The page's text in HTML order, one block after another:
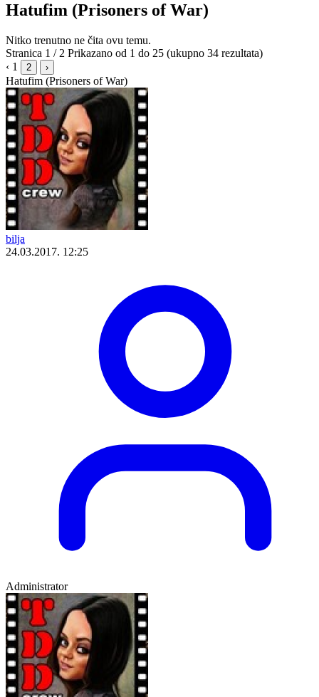
Hatufim (Prisoners of War)
Nitko trenutno ne čita ovu temu.
Stranica 1 / 2 Prikazano od 1 do 25 (ukupno 34 rezultata)
‹ 1 2 ›
Hatufim (Prisoners of War)
bilja
24.03.2017. 12:25
Administrator